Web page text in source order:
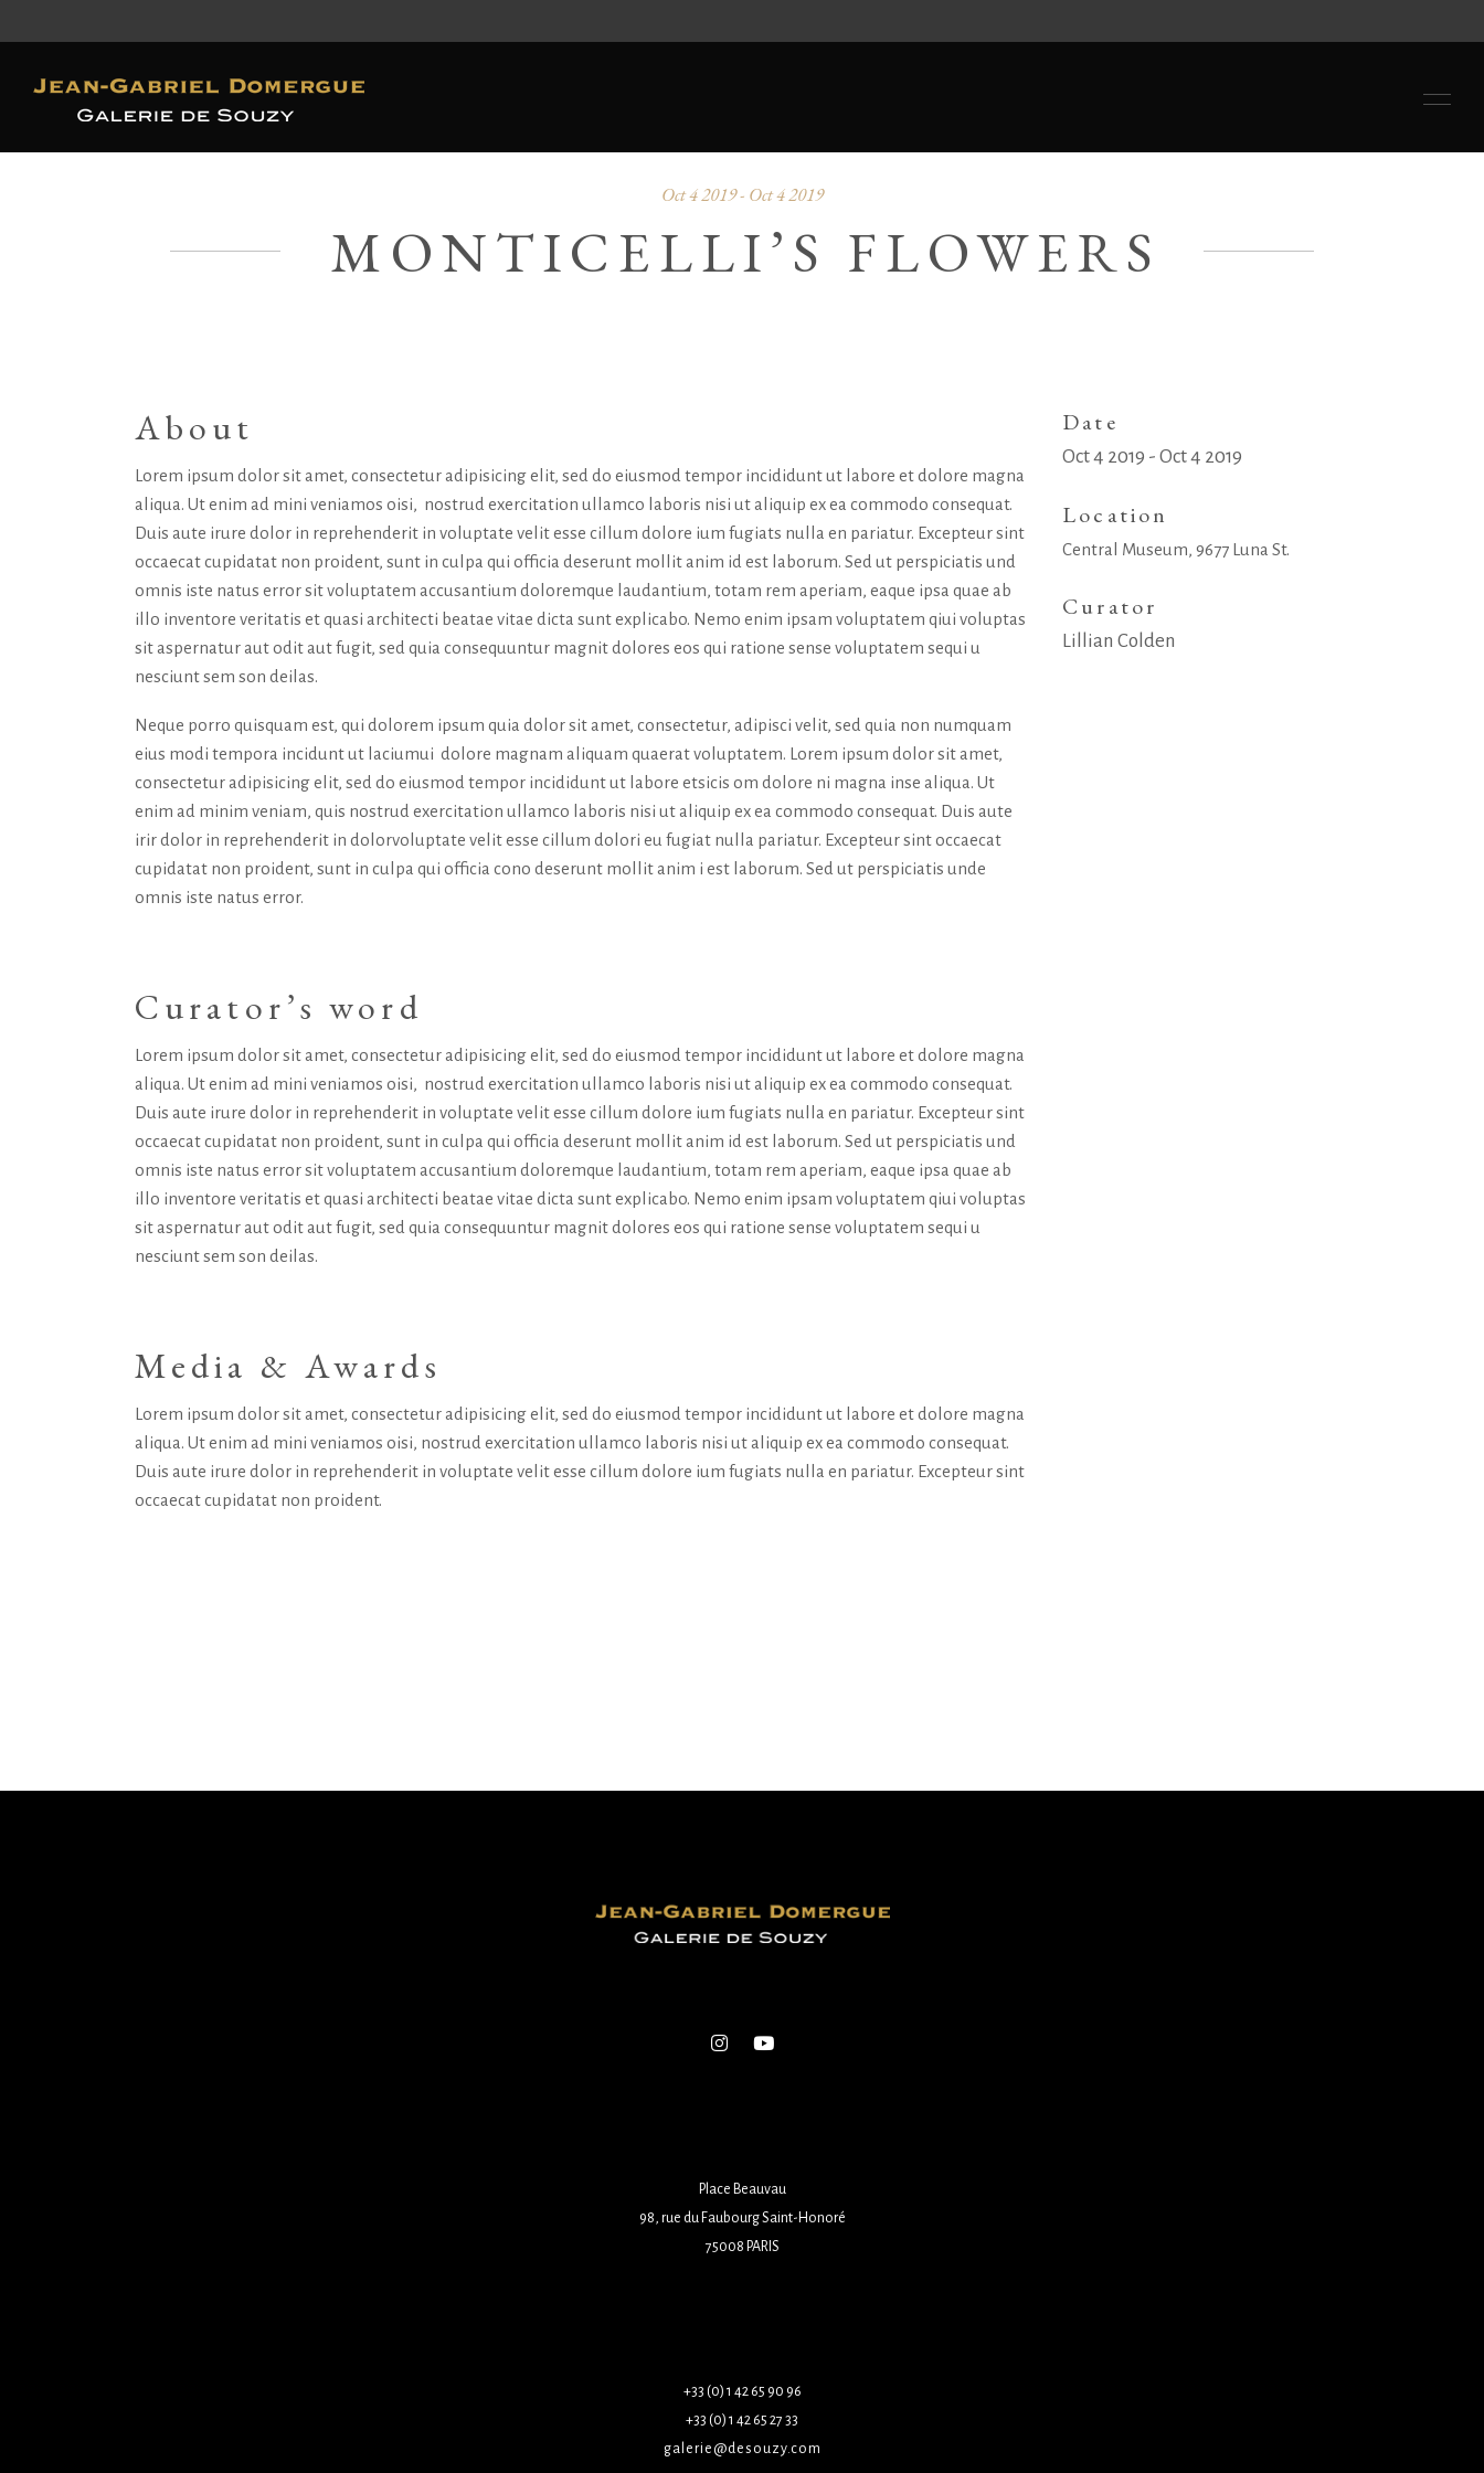
Oct 4 2019 - Oct 4 2019
MONTICELLI’S FLOWERS
About
Lorem ipsum dolor sit amet, consectetur adipisicing elit, sed do eiusmod tempor incididunt ut labore et dolore magna
aliqua. Ut enim ad mini veniamos oisi, nostrud exercitation ullamco laboris nisi ut aliquip ex ea commodo consequat.
Duis aute irure dolor in reprehenderit in voluptate velit esse cillum dolore ium fugiats nulla en pariatur. Excepteur sint
occaecat cupidatat non proident, sunt in culpa qui officia deserunt mollit anim id est laborum. Sed ut perspiciatis und
omnis iste natus error sit voluptatem accusantium doloremque laudantium, totam rem aperiam, eaque ipsa quae ab
illo inventore veritatis et quasi architecti beatae vitae dicta sunt explicabo. Nemo enim ipsam voluptatem qiui voluptas
sit aspernatur aut odit aut fugit, sed quia consequuntur magnit dolores eos qui ratione sense voluptatem sequi u
nesciunt sem son deilas.
Neque porro quisquam est, qui dolorem ipsum quia dolor sit amet, consectetur, adipisci velit, sed quia non numquam
eius modi tempora incidunt ut laciumui dolore magnam aliquam quaerat voluptatem. Lorem ipsum dolor sit amet,
consectetur adipisicing elit, sed do eiusmod tempor incididunt ut labore etsicis om dolore ni magna inse aliqua. Ut
enim ad minim veniam, quis nostrud exercitation ullamco laboris nisi ut aliquip ex ea commodo consequat. Duis aute
irir dolor in reprehenderit in dolorvoluptate velit esse cillum dolori eu fugiat nulla pariatur. Excepteur sint occaecat
cupidatat non proident, sunt in culpa qui officia cono deserunt mollit anim i est laborum. Sed ut perspiciatis unde
omnis iste natus error.
Curator’s word
Lorem ipsum dolor sit amet, consectetur adipisicing elit, sed do eiusmod tempor incididunt ut labore et dolore magna
aliqua. Ut enim ad mini veniamos oisi, nostrud exercitation ullamco laboris nisi ut aliquip ex ea commodo consequat.
Duis aute irure dolor in reprehenderit in voluptate velit esse cillum dolore ium fugiats nulla en pariatur. Excepteur sint
occaecat cupidatat non proident, sunt in culpa qui officia deserunt mollit anim id est laborum. Sed ut perspiciatis und
omnis iste natus error sit voluptatem accusantium doloremque laudantium, totam rem aperiam, eaque ipsa quae ab
illo inventore veritatis et quasi architecti beatae vitae dicta sunt explicabo. Nemo enim ipsam voluptatem qiui voluptas
sit aspernatur aut odit aut fugit, sed quia consequuntur magnit dolores eos qui ratione sense voluptatem sequi u
nesciunt sem son deilas.
Media & Awards
Lorem ipsum dolor sit amet, consectetur adipisicing elit, sed do eiusmod tempor incididunt ut labore et dolore magna
aliqua. Ut enim ad mini veniamos oisi, nostrud exercitation ullamco laboris nisi ut aliquip ex ea commodo consequat.
Duis aute irure dolor in reprehenderit in voluptate velit esse cillum dolore ium fugiats nulla en pariatur. Excepteur sint
occaecat cupidatat non proident.
Date
Oct 4 2019 - Oct 4 2019
Location
Central Museum, 9677 Luna St.
Curator
Lillian Colden
Place Beauvau
98, rue du Faubourg Saint-Honoré
75008 PARIS
+33 (0) 1 42 65 90 96
+33 (0) 1 42 65 27 33
galerie@desouzy.com